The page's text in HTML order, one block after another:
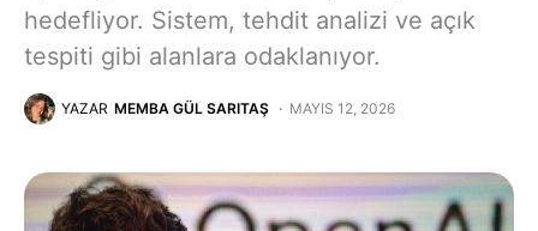
hedefliyor. Sistem, tehdit analizi ve açık
tespiti gibi alanlara odaklanıyor.
YAZAR MEMBA GÜL SARITAŞ MAYIS 12, 2026